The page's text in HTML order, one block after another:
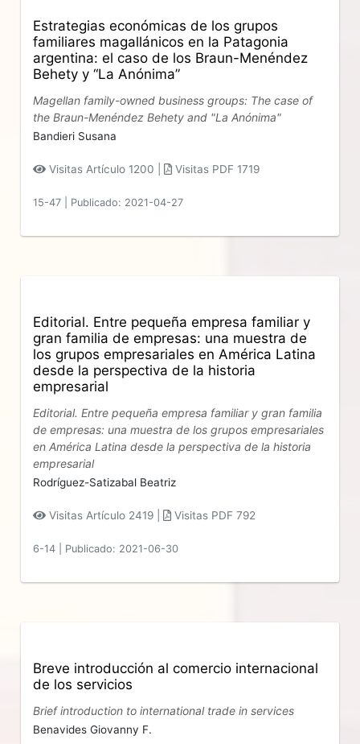
Estrategias económicas de los grupos
familiares magallánicos en la Patagonia
argentina: el caso de los Braun-Menéndez
Behety y “La Anónima”
Magellan family-owned business groups: The case of
the Braun-Menéndez Behety and "La Anónima"
Bandieri Susana
Visitas Artículo 1200 | Visitas PDF 1719
15-47 Publicado: 2021-04-27
Editorial. Entre pequeña empresa familiar y
gran familia de empresas: una muestra de
los grupos empresariales en América Latina
desde la perspectiva de la historia
empresarial
Editorial. Entre pequeña empresa familiar y gran familia
de empresas: una muestra de los grupos empresariales
en América Latina desde la perspectiva de la historia
empresarial
Rodríguez-Satizabal Beatriz
Visitas Artículo 2419 | Visitas PDF 792
6-14 Publicado: 2021-06-30
Breve introducción al comercio internacional
de los servicios
Brief introduction to international trade in services
Benavides Giovanny F.